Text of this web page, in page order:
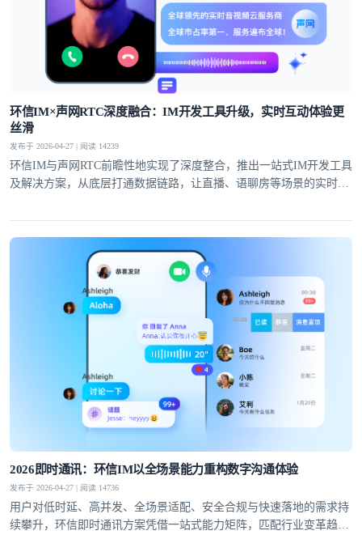
环信IM×声网RTC深度融合：IM开发工具升级，实时互动体验更
丝滑
发布于 2026-04-27 | 阅读 14239
环信IM与声网RTC前瞻性地实现了深度整合，推出一站式IM开发工具
及解决方案，从底层打通数据链路，让直播、语聊房等场景的实时互
2026即时通讯：环信IM以全场景能力重构数字沟通体验
发布于 2026-04-27 | 阅读 14736
用户对低时延、高并发、全场景适配、安全合规与快速落地的需求持
续攀升，环信即时通讯方案凭借一站式能力矩阵，匹配行业变革趋
我已阅读并同意通讯云服务条款
提交
不了，谢谢